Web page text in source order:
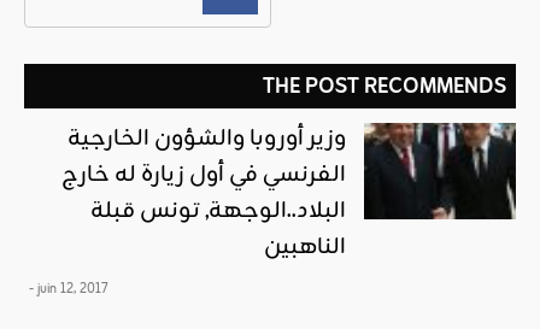
THE POST RECOMMENDS
وزير أوروبا والشؤون الخارجية
الفرنسي في أول زيارة له خارج
البلاد..الوجهة, تونس قبلة
الناهبين
- juin 12, 2017